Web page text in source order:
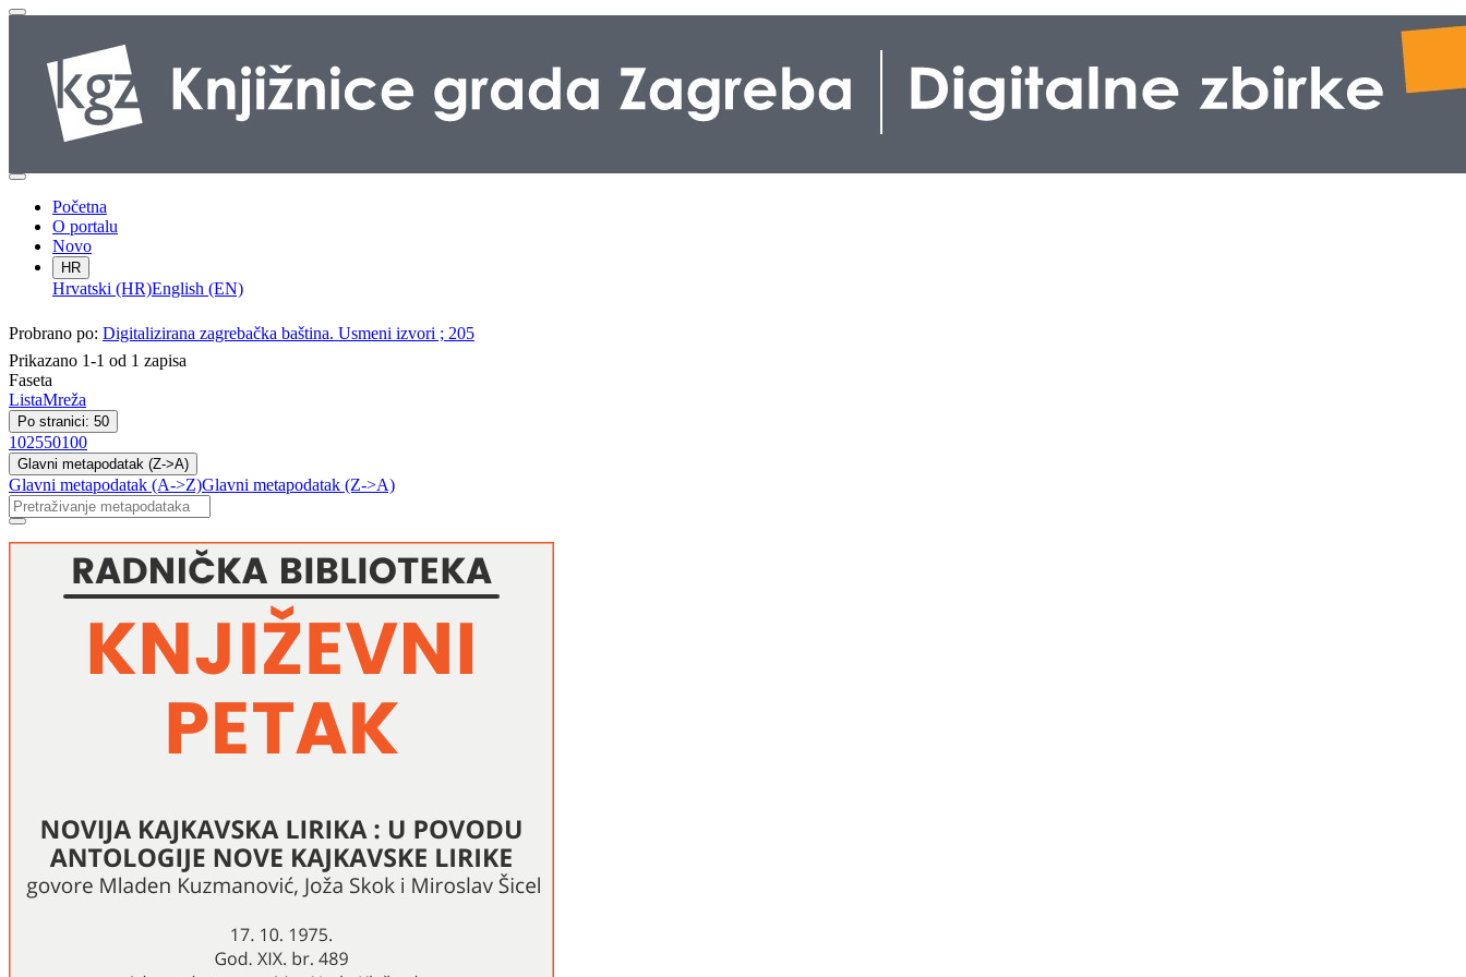
Početna
O portalu
Novo
HR
Hrvatski (HR)English (EN)
Probrano po: Digitalizirana zagrebačka baština. Usmeni izvori ; 205
Prikazano 1-1 od 1 zapisa
Faseta
ListaMreža
Po stranici: 50
102550100
Glavni metapodatak (Z->A)
Glavni metapodatak (A->Z)Glavni metapodatak (Z->A)